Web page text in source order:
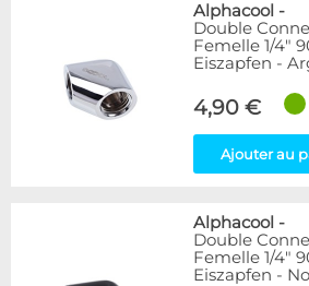
Alphacool -
Double
Femelle 1/4"
Eiszapfen -
4,90 €
Ajouter au
Alphacool -
Double
Femelle 1/4"
Eiszapfen -